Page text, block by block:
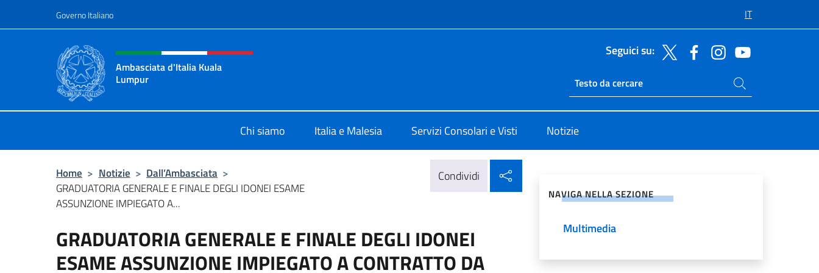
Governo Italiano IT
Intestazione sito, social e menù
Ambasciata d'Italia Kuala
Lumpur
Seguici su:
Ricerca sito live
Cerca nel sito
Chi siamo Italia e Malesia Servizi Consolari e Visti Notizie
Home > Notizie > Dall’Ambasciata >
GRADUATORIA GENERALE E FINALE DEGLI IDONEI ESAME
ASSUNZIONE IMPIEGATO A...
Condividi
GRADUATORIA GENERALE E FINALE DEGLI IDONEI
ESAME ASSUNZIONE IMPIEGATO A CONTRATTO DA
NAVIGA NELLA SEZIONE
Multimedia